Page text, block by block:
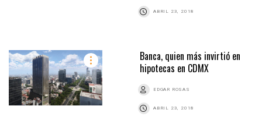
ABRIL 23, 2018
Banca, quien más invirtió en
hipotecas en CDMX
EDGAR ROSAS
ABRIL 23, 2018